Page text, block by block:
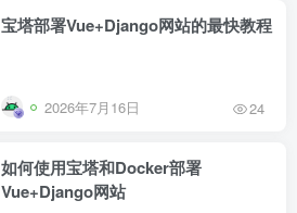
宝塔部署Vue+Django网站的最快教程
2026年7月16日 24
如何使用宝塔和Docker部署
Vue+Django网站